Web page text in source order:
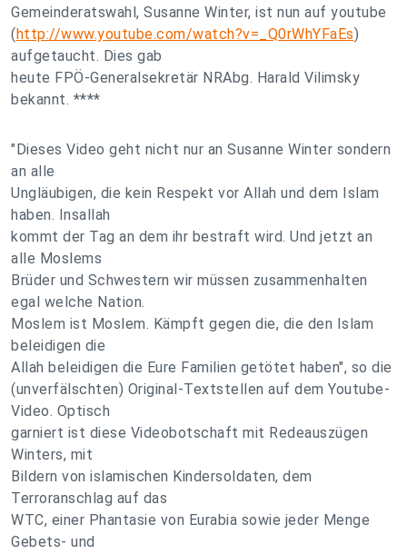
Gemeinderatswahl, Susanne Winter, ist nun auf youtube
(http://www.youtube.com/watch?v=_Q0rWhYFaEs)
aufgetaucht. Dies gab
heute FPÖ-Generalsekretär NRAbg. Harald Vilimsky
bekannt. ****
"Dieses Video geht nicht nur an Susanne Winter sondern
an alle
Ungläubigen, die kein Respekt vor Allah und dem Islam
haben. Insallah
kommt der Tag an dem ihr bestraft wird. Und jetzt an
alle Moslems
Brüder und Schwestern wir müssen zusammenhalten
egal welche Nation.
Moslem ist Moslem. Kämpft gegen die, die den Islam
beleidigen die
Allah beleidigen die Eure Familien getötet haben", so die
(unverfälschten) Original-Textstellen auf dem Youtube-
Video. Optisch
garniert ist diese Videobotschaft mit Redeauszügen
Winters, mit
Bildern von islamischen Kindersoldaten, dem
Terroranschlag auf das
WTC, einer Phantasie von Eurabia sowie jeder Menge
Gebets- und